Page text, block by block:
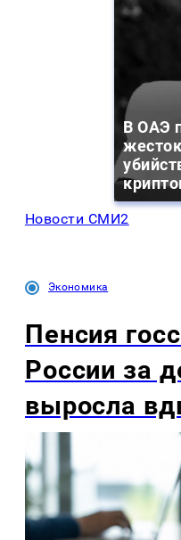
В ОАЭ
Новости СМИ2
Экономика
Пенсия
России за
выросла